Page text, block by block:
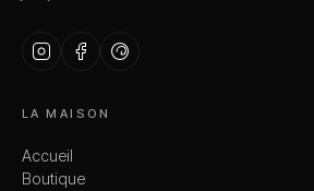
LA MAISON
Accueil
Boutique